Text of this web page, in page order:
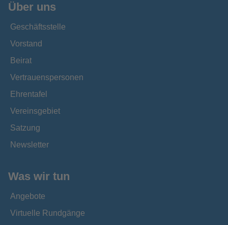
Über uns
Geschäftsstelle
Vorstand
Beirat
Vertrauenspersonen
Ehrentafel
Vereinsgebiet
Satzung
Newsletter
Was wir tun
Angebote
Virtuelle Rundgänge